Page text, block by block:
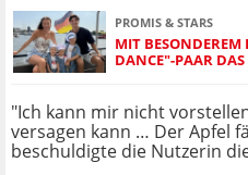
PROMIS & STARS
MIT BESONDEREM
ANCE"-PAAR DAS
"Ich kann mir nicht
versagen kann … Der Apfel
beschuldigte die Nutzerin